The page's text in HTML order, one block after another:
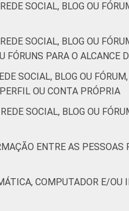
da Informação (Cetic.br),
- TIC Organizações Sem
SOCIAL, BLOG OU
SOCIAL, BLOG OU
FÓRUNS PARA O ALCANCE
SOCIAL, BLOG OU
OU CONTA PRÓPRIA
SOCIAL, BLOG OU
ENTRE AS PESSOAS
COMPUTADOR E/OU